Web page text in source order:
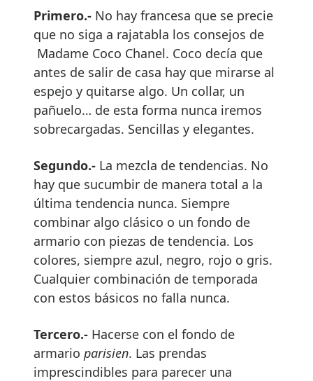
Primero.- No hay francesa que se precie
que no siga a rajatabla los consejos de
Madame Coco Chanel. Coco decía que
antes de salir de casa hay que mirarse al
espejo y quitarse algo. Un collar, un
pañuelo… de esta forma nunca iremos
sobrecargadas. Sencillas y elegantes.
Segundo.- La mezcla de tendencias. No
hay que sucumbir de manera total a la
última tendencia nunca. Siempre
combinar algo clásico o un fondo de
armario con piezas de tendencia. Los
colores, siempre azul, negro, rojo o gris.
Cualquier combinación de temporada
con estos básicos no falla nunca.
Tercero.- Hacerse con el fondo de
armario parisien. Las prendas
imprescindibles para parecer una